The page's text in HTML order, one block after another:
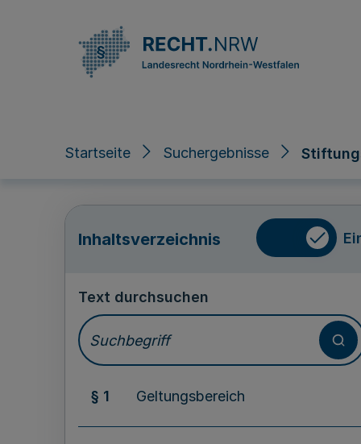
Startseite Suchergebnisse
Inhaltsverzeichnis
Text durchsuchen
§ 1 Geltungsbereich